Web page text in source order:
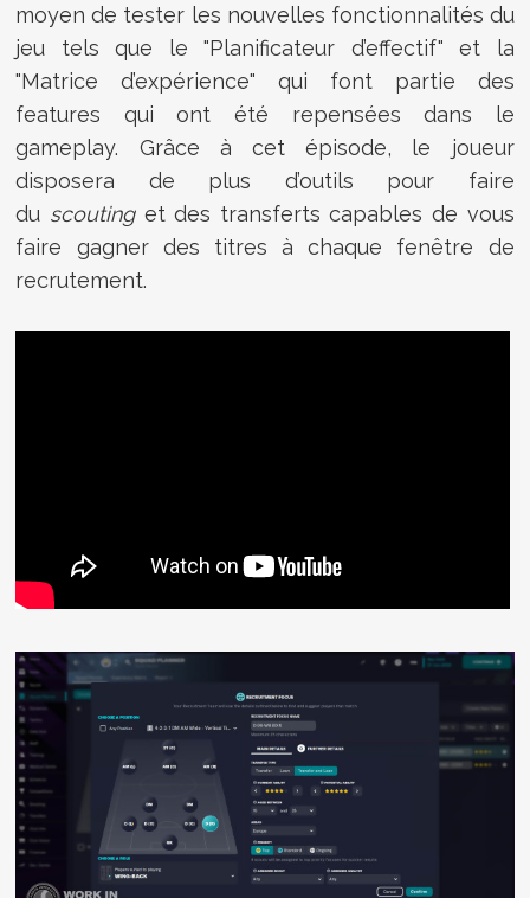
moyen de tester les nouvelles fonctionnalités du
jeu tels que le "Planificateur d’effectif" et la
"Matrice d’expérience" qui font partie des
features qui ont été repensées dans le
gameplay. Grâce à cet épisode, le joueur
disposera de plus d’outils pour faire
du scoutinget des transferts capables de vous
faire gagner des titres à chaque fenêtre de
recrutement.